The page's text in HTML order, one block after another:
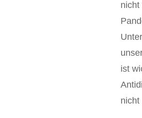
nicht
ist
nicht